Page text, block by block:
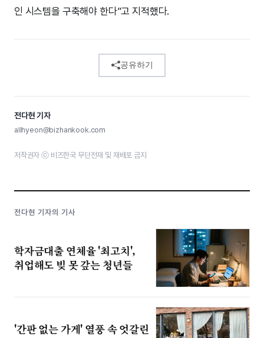
인 시스템을 구축해야 한다”고 지적했다.
공유하기
전다현 기자
allhyeon@bizhankook.com
저작권자 ⓒ 비즈한국 무단전재 및 재배포 금지
전다현 기자의 기사
학자금대출 연체율 '최고치',
취업해도 빚 못 갚는 청년들
'간판 없는 가게' 열풍 속 엇갈린